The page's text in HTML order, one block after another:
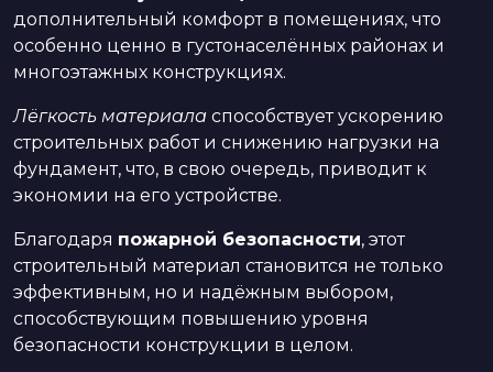
дополнительный комфорт в помещениях, что
особенно ценно в густонаселённых районах и
многоэтажных конструкциях.
Лёгкость материала способствует ускорению
строительных работ и снижению нагрузки на
фундамент, что, в свою очередь, приводит к
экономии на его устройстве.
Благодаря пожарной безопасности, этот
строительный материал становится не только
эффективным, но и надёжным выбором,
способствующим повышению уровня
безопасности конструкции в целом.